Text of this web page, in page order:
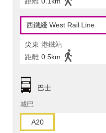
西鐵綫 West Rail Line
尖東 港鐵站
距離 0.5km
巴士
城巴
A20